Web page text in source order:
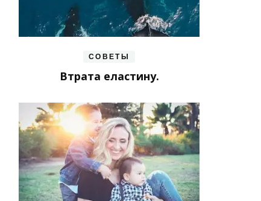
СОВЕТЫ
Втрата еластину.